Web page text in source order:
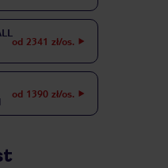
od 2341 zł/os.
od 1390 zł/os.